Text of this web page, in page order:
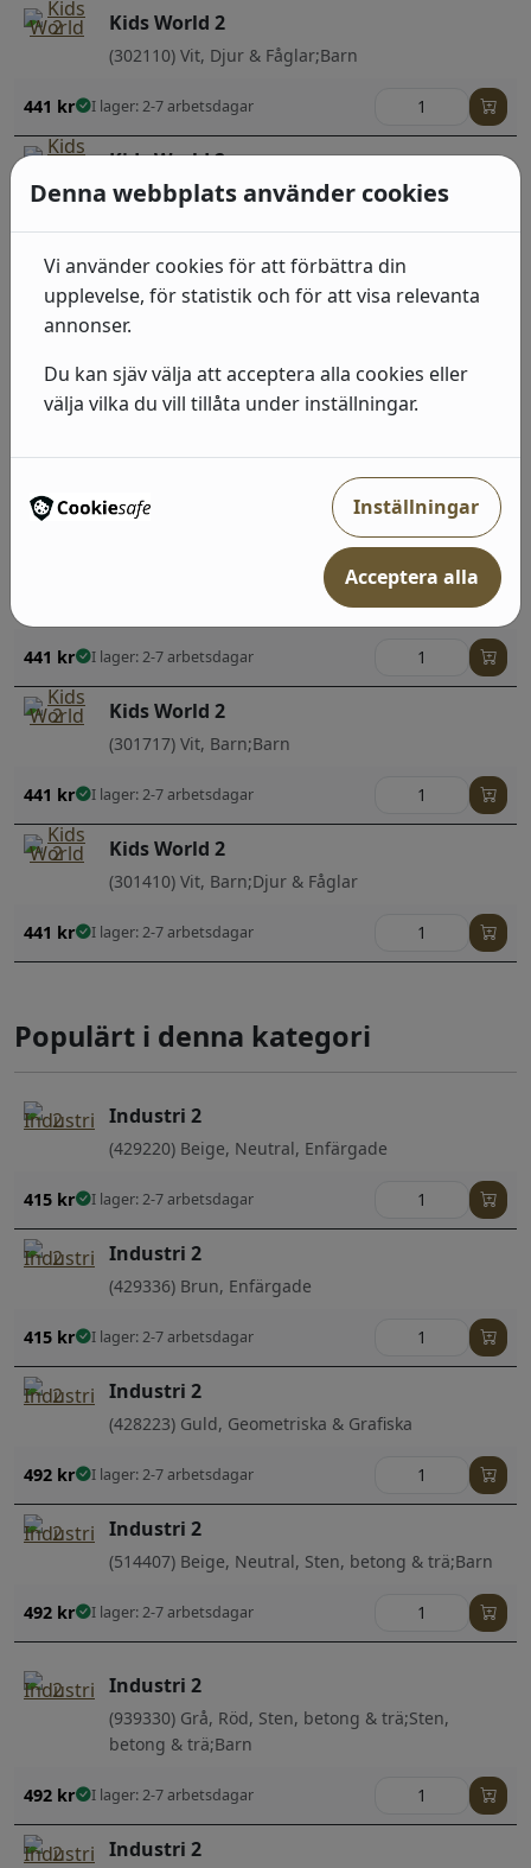
Kids World 2
(302110) Vit, Djur & Fåglar;Barn
441 kr I lager: 2-7 arbetsdagar
Kids World 2
(301724) Vit, Barn;Barn
Kids World 2
(301878) Vit, Barn;Djur & Fåglar
441kr I lager: 2-7 arbetsdagar
441 kr I lager: 2-7 arbetsdagar
(301656) Vit, Barn;Djur & Fåglar
441 kr I lager: 2-7 arbetsdagar
Kids World 2
(301717) Vit, Barn;Barn
441 kr I lager: 2-7 arbetsdagar
Kids World 2
(301410) Vit, Barn;Djur & Fåglar
441 kr I lager: 2-7 arbetsdagar
Populärt i denna kategori
Industri 2
(429220) Beige, Neutral, Enfärgade
415 kr I lager: 2-7 arbetsdagar
Industri 2
(429336) Brun, Enfärgade
415 kr I lager: 2-7 arbetsdagar
Industri 2
(428223) Guld, Geometriska & Grafiska
492 kr I lager: 2-7 arbetsdagar
Industri 2
(514407) Beige, Neutral, Sten, betong & trä;Barn
492 kr I lager: 2-7 arbetsdagar
Industri 2
(939330) Grå, Röd, Sten, betong & trä;Sten,
betong & trä;Barn
492 kr I lager: 2-7 arbetsdagar
Industri 2
Denna webbplats använder cookies
Vi använder cookies för att förbättra din
upplevelse, för statistik och för att visa relevanta
annonser.
Du kan sjäv välja att acceptera alla cookies eller
välja vilka du vill tillåta under inställningar.
Inställningar
Acceptera alla